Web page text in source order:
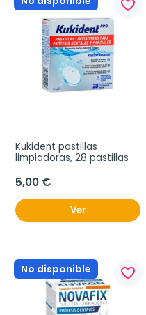
favorite_border
Kukident pastillas
limpiadoras, 28 pastillas
5,00 €
Ver
No disponible favorite_border